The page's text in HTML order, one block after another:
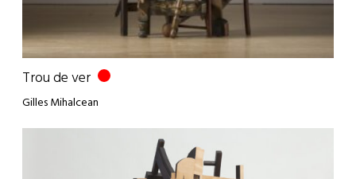
Trou de ver
Gilles Mihalcean